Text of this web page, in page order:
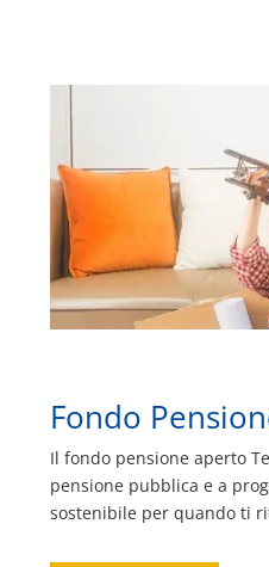
Fondo
Il fondo pensione aperto
pensione pubblica e a
sostenibile per quando ti